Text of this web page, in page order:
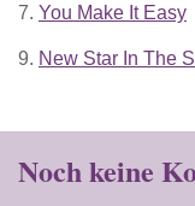
7. You Make It Easy
9. New Star In The
Noch keine